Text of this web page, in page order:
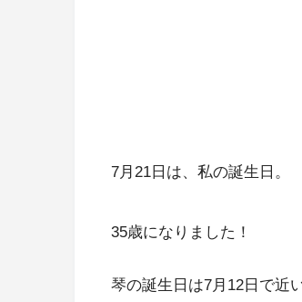
7月21日は、私の誕生日。
35歳になりました！
琴の誕生日は7月12日で近